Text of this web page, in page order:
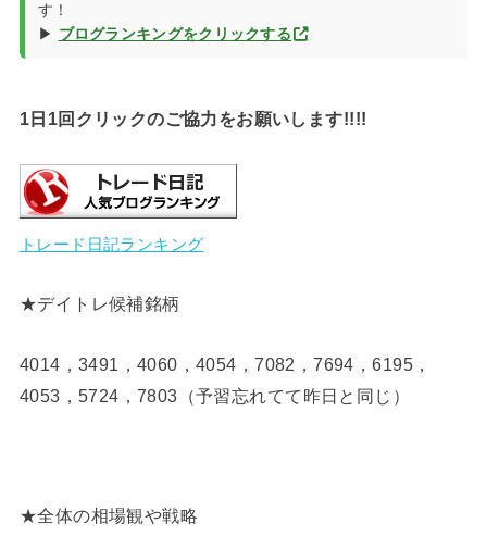
す！
▶ ブログランキングをクリックする
1日1回クリックのご協力をお願いします!!!!
トレード日記ランキング
★デイトレ候補銘柄
4014，3491，4060，4054，7082，7694，6195，
4053，5724，7803（予習忘れてて昨日と同じ）
★全体の相場観や戦略